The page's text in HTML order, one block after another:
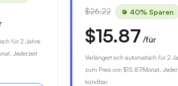
für 2 Jahre
Jederzeit
$26.22 40% Sparen
$15.87 /für
Verlängert sich automatisch für 2
zum Preis von $15.87/Monat.
kündbar.